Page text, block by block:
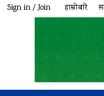
Sign in / Join हाम्रोबारे